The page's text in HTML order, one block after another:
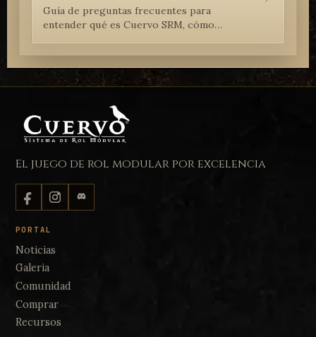
Guía de preguntas frecuentes para
entender qué es Cuervo SRM, cómo
su libertad modular.
El juego de rol modular por excelencia
PORTAL
Noticias
Galeria
Comunidad
Comprar
Recursos